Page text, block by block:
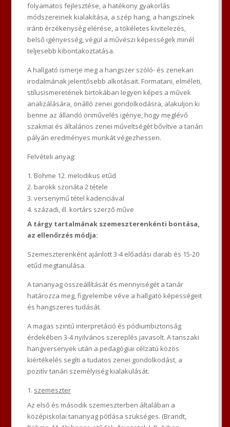
folyamatos fejlesztése, a hatékony gyakorlás
módszereinek kialakítása, a szép hang, a hangszínek
iránti érzékenység elérése, a tökéletes kivitelezés,
belső igényesség, végül a művészi képességek minél
teljesebb kibontakoztatása.
A hallgató ismerje meg a hangszer szóló- és zenekari
irodalmának jelentősebb alkotásait. Formatani, elméleti,
stílusismeretének birtokában legyen képes a művek
analizálására, önálló zenei gondolkodásra, alakuljon ki
benne az állandó önművelés igénye, hogy meglévő
szakmai és általános zenei műveltségét bővítve a tanári
pályán eredményes munkát végezhessen.
Felvételi anyag:
Böhme 12. melodikus etűd
barokk szonáta 2 tétele
versenymű tétel kadenciával
századi, ill. kortárs szerző műve
A tárgy tartalmának szemeszterenkénti bontása,
az ellenőrzés módja:
Szemeszterenként ajánlott 3-4 előadási darab és 15-20
etűd megtanulása.
A tananyag összeállítását és mennyiségét a tanár
határozza meg, figyelembe véve a hallgató képességeit
és hangszeres tudását.
A magas szintű interpretáció és pódiumbiztonság
érdekében 3-4 nyilvános szereplés javasolt. A tanszaki
hangversenyek után a pedagógiai célzatú közös
kiértékelés segíti a tudatos zenei gondolkodást, a
pozitív tanári személyiség kialakulását.
szemeszter
Az első és második szemeszterben általában a
középiskolai tananyag pótlása szükséges. (Brandt,